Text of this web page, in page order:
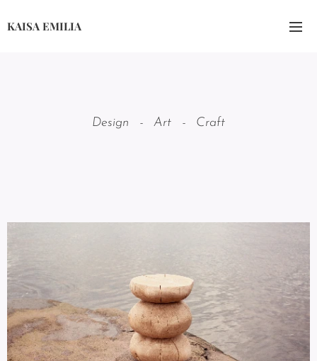
KAISA EMILIA
Design - Art - Craft